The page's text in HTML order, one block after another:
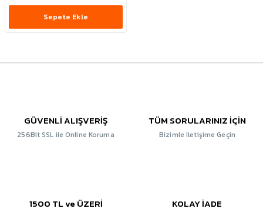
Sepete Ekle
GÜVENLİ ALIŞVERİŞ
256Bit SSL ile Online Koruma
TÜM SORULARINIZ İÇİN
Bizimle İletişime Geçin
1500 TL ve ÜZERİ KOLAY İADE